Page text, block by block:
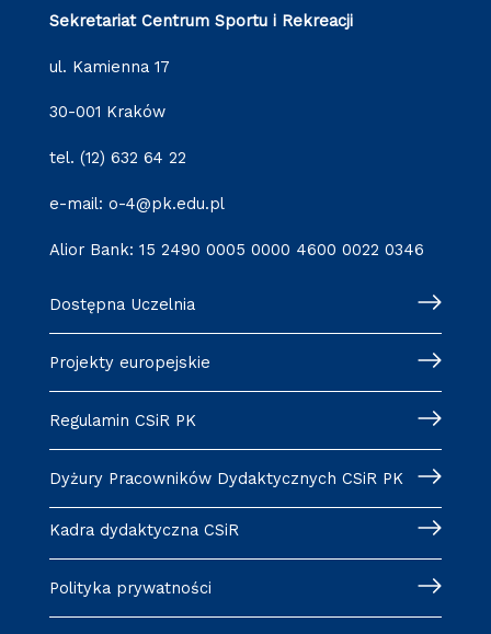
Sekretariat Centrum Sportu i Rekreacji
ul. Kamienna 17
30-001 Kraków
tel. (12) 632 64 22
e-mail: o-4@pk.edu.pl
Alior Bank: 15 2490 0005 0000 4600 0022 0346
Dostępna Uczelnia
Projekty europejskie
Regulamin CSiR PK
Dyżury Pracowników Dydaktycznych CSiR PK
Kadra dydaktyczna CSiR
Polityka prywatności